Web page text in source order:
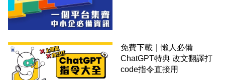
免費下載｜懶人必備
ChatGPT特典 改文翻譯打
code指令直接用